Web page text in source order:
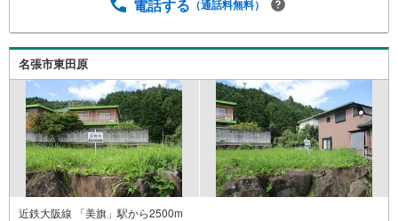
電話する （通話料無料）
名張市東田原
近鉄大阪線 「美旗」駅から2500m